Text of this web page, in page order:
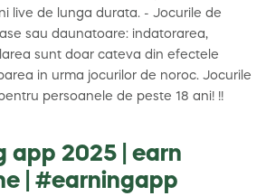
live de lunga durata. - Jocurile de
sau daunatoare: indatorarea,
sunt doar cateva din efectele
in urma jocurilor de noroc. Jocurile
persoanele de peste 18 ani! !!
app 2025 | earn
| #earningapp